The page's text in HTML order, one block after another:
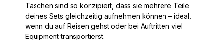
Taschen sind so konzipiert, dass sie mehrere Teile
deines Sets gleichzeitig aufnehmen können – ideal,
wenn du auf Reisen gehst oder bei Auftritten viel
Equipment transportierst.